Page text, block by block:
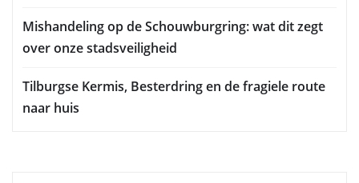
Mishandeling op de Schouwburgring: wat dit zegt
over onze stadsveiligheid
Tilburgse Kermis, Besterdring en de fragiele route
naar huis